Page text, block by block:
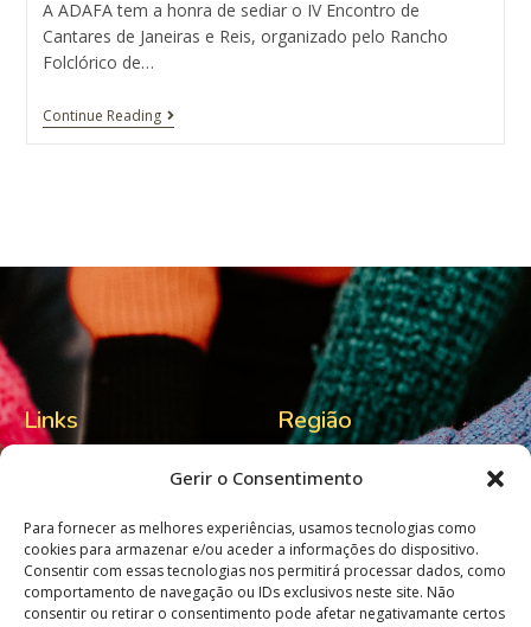
Gerir o Consentimento
Para fornecer as melhores experiências, usamos tecnologias como
cookies para armazenar e/ou aceder a informações do dispositivo.
Consentir com essas tecnologias nos permitirá processar dados, como
comportamento de navegação ou IDs exclusivos neste site. Não
consentir ou retirar o consentimento pode afetar negativamante certos
A ADAFA tem a honra de sediar o IV Encontro de
Cantares de Janeiras e Reis, organizado pelo Rancho
Folclórico de…
Continue Reading
Links
Contactos
Região
Visitlafoes
Tempo por cá